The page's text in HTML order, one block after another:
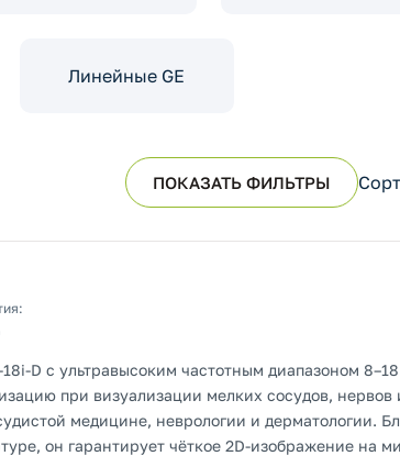
Линейные GE
ПОКАЗАТЬ ФИЛЬТРЫ
D с ультравысоким частотным диапазоном
при визуализации мелких сосудов, нервов
медицине, неврологии и дерматологии.
он гарантирует чёткое 2D-изображение на